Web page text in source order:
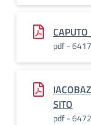
pdf -
SITO
pdf -